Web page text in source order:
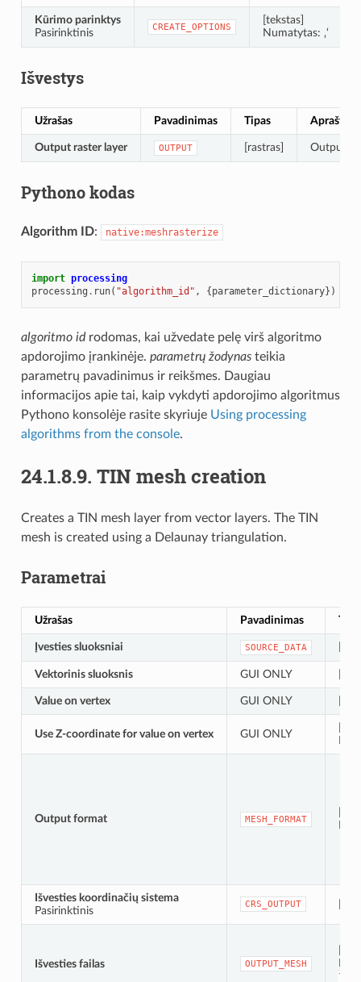
Kūrimo parinktys
Pasirinktinis
CREATE_OPTIONS
[tekstas]
Numatytas: ‚‘
Išvestys
Užrašas Pavadinimas Tipas
Output raster layer OUTPUT [rastras] Output
Pythono kodas
Algorithm ID: native:meshrasterize
import processing
processing . run( "algorithm_id" , {parameter_dictionary})
algoritmo idrodomas, kai užvedate pelę virš algoritmo
apdorojimo įrankinėje. parametrų žodynasteikia
parametrų pavadinimus ir reikšmes. Daugiau
informacijos apie tai, kaip vykdyti apdorojimo algoritmus
Pythono konsolėje rasite skyriuje Using processing
algorithms from the console.
24.1.8.9. TIN mesh creation
Creates a TIN mesh layer from vector layers. The TIN
mesh is created using a Delaunay triangulation.
Parametrai
Užrašas Pavadinimas
Įvesties sluoksniai SOURCE_DATA
Vektorinis sluoksnis GUI ONLY
Value on vertex GUI ONLY
Use Z-coordinate for value on vertex GUI ONLY
Output format MESH_FORMAT
Išvesties koordinačių sistema
Pasirinktinis
CRS_OUTPUT
Išvesties failas OUTPUT_MESH